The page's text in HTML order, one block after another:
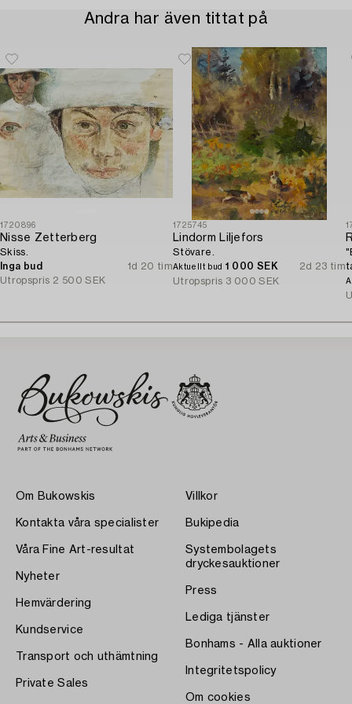
Andra har även tittat på
1720896
Nisse Zetterberg
Skiss.
Inga bud
1d 20 tim
Utropspris 2 500 SEK
1725745
Lindorm Liljefors
Stövare.
Aktuellt bud 1 000 SEK
2d 23 tim
Utropspris 3 000 SEK
Om Bukowskis
Kontakta våra specialister
Våra Fine Art-resultat
Nyheter
Hemvärdering
Kundservice
Transport och uthämtning
Private Sales
Villkor
Bukipedia
Systembolagets
dryckesauktioner
Press
Lediga tjänster
Bonhams - Alla auktioner
Integritetspolicy
Om cookies